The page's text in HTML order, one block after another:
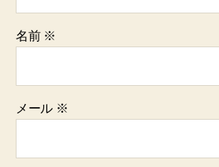
名前 ※
メール ※